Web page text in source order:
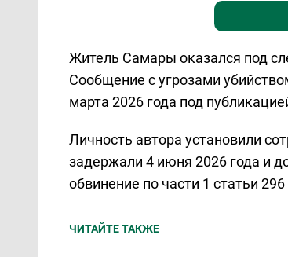
Житель Самары оказался под
Сообщение с угрозами
марта 2026 года под
Личность автора установили
задержали 4 июня 2026 года и
обвинение по части 1 статьи
ЧИТАЙТЕ ТАКЖЕ